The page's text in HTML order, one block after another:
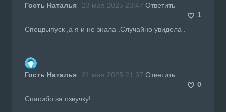
Гость Наталья 23 мая 2025 23:47 Ответить
1
Спецвыпуск ,а я и не знала .Случайно увидела .
Гость Наталья 21 мая 2025 21:37 Ответить
0
Спасибо за озвучку!